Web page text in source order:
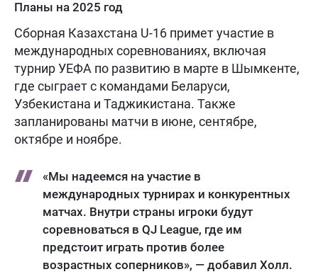
Планы на 2025 год
Сборная Казахстана U-16 примет участие в
международных соревнованиях, включая
турнир УЕФА по развитию в марте в Шымкенте,
где сыграет с командами Беларуси,
Узбекистана и Таджикистана. Также
запланированы матчи в июне, сентябре,
октябре и ноябре.
«Мы надеемся на участие в
международных турнирах и конкурентных
матчах. Внутри страны игроки будут
соревноваться в QJ League, где им
предстоит играть против более
возрастных соперников», — добавил Холл.